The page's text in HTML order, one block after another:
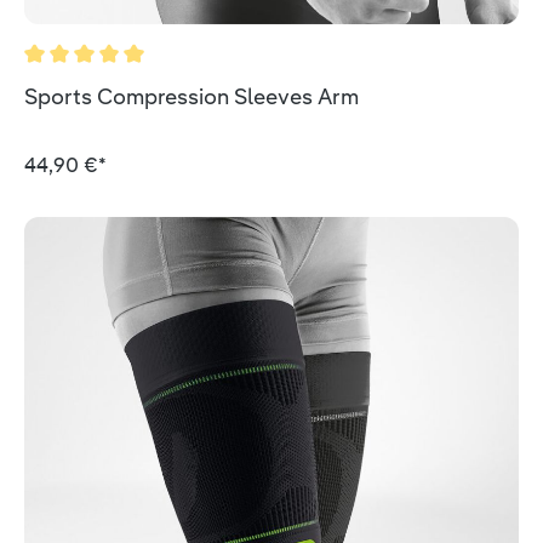
Valutazione media di 5 su 5 stelle
Sports Compression Sleeves Arm
44,90 €*